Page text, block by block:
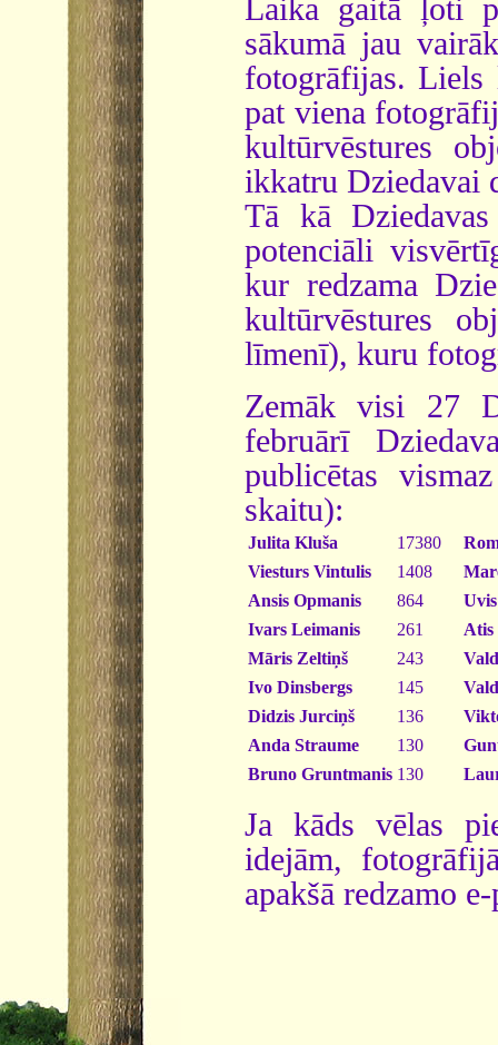
Laika gaitā ļoti
sākumā jau
fotogrāfijas.
pat viena
kultūrvēstures
ikkatru Dziedavai
Tā kā
potenciāli
kur redzama
kultūrvēstures
līmenī), kuru
Zemāk visi 27
februārī
publicētas
skaitu):
Julita Kluša 17380
Viesturs Vintulis
1408
Ansis Opmanis
864
Ivars Leimanis
261
Atis
Māris Zeltiņš
243
Ivo Dinsbergs
145
Didzis Jurciņš
136
Anda Straume
130
Bruno Gruntmanis 130
Ja kāds vēlas
idejām,
apakšā redzamo